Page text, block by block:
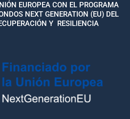
EUROPEA CON EL PROGRAMA
NEXT GENERATION (EU) DEL
Y RESILIENCIA